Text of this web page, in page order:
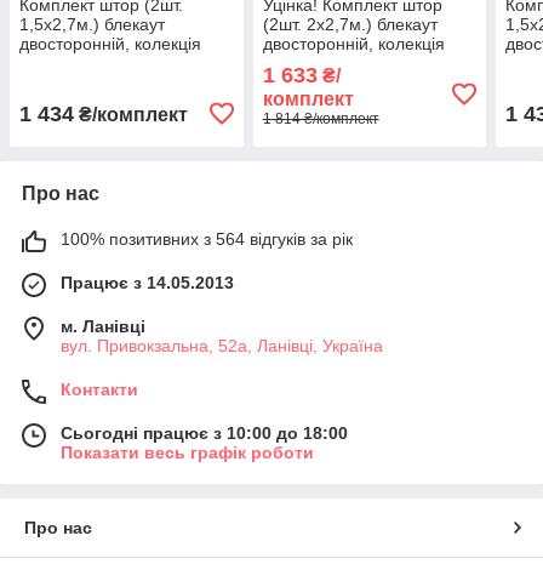
Комплект штор (2шт.
1,5х2,7м.) блекаут
двосторонній, колекція
1 434 ₴/комплект
Уцінка! Комплект штор
(2шт. 2х2,7м.) блекаут
двосторонній, колекція
мигдальний. Код 1795ш
38-318
1 633₴/
комплект
1 814 ₴/комплект 1
Про нас
100% позитивних з 564 відгуків за рік
Працює з 14.05.2013
м. Ланівці
вул. Привокзальна, 52а, Ланівці, Україна
Контакти
Сьогодні працює з 10:00 до 18:00
Показати весь графік роботи
Про нас